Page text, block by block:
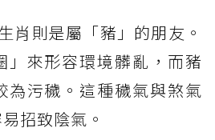
肖則是屬「豬」的朋友。
」來形容環境髒亂，而豬
為污穢。這種穢氣與煞氣
招致陰氣。